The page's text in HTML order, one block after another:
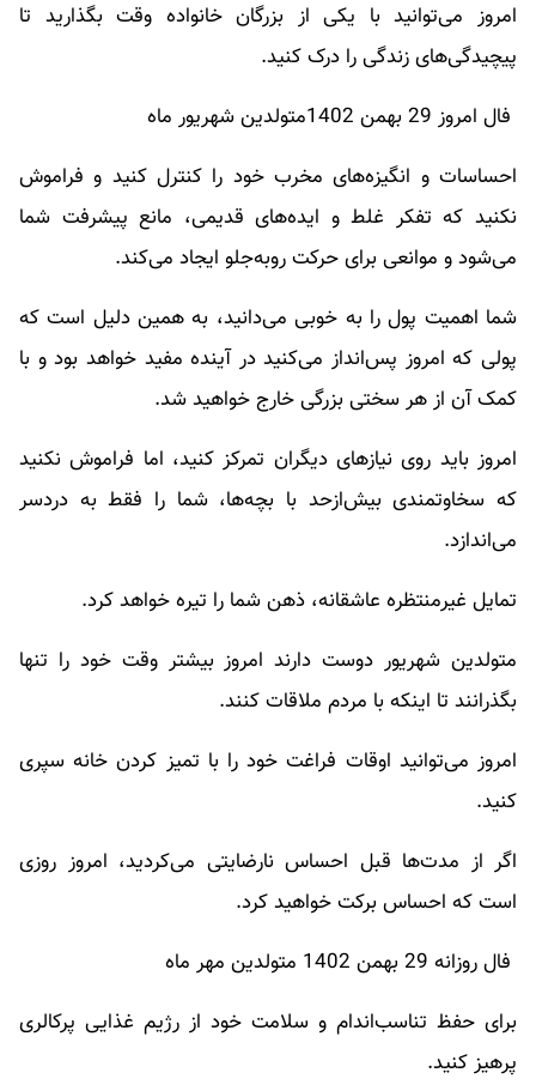
امروز می‌توانید با یکی از بزرگان خانواده وقت بگذارید تا
پیچیدگی‌های زندگی را درک کنید.
فال امروز 29 بهمن 1402متولدین شهریور ماه
احساسات و انگیزه‌های مخرب خود را کنترل کنید و فراموش
نکنید که تفکر غلط و ایده‌های قدیمی، مانع پیشرفت شما
می‌شود و موانعی برای حرکت روبه‌جلو ایجاد می‌کند.
شما اهمیت پول را به خوبی می‌دانید، به همین دلیل است که
پولی که امروز پس‌انداز می‌کنید در آینده مفید خواهد بود و با
کمک آن از هر سختی بزرگی خارج خواهید شد.
امروز باید روی نیازهای دیگران تمرکز کنید، اما فراموش نکنید
که سخاوتمندی بیش‌ازحد با بچه‌ها، شما را فقط به دردسر
می‌اندازد.
تمایل غیرمنتظره عاشقانه، ذهن شما را تیره خواهد کرد.
متولدین شهریور دوست دارند امروز بیشتر وقت خود را تنها
بگذرانند تا اینکه با مردم ملاقات کنند.
امروز می‌توانید اوقات فراغت خود را با تمیز کردن خانه سپری
کنید.
اگر از مدت‌ها قبل احساس نارضایتی می‌کردید، امروز روزی
است که احساس برکت خواهید کرد.
فال روزانه 29 بهمن 1402 متولدین مهر ماه
برای حفظ تناسب‌اندام و سلامت خود از رژیم غذایی پرکالری
پرهیز کنید.